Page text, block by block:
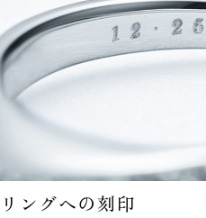
リングへの刻印